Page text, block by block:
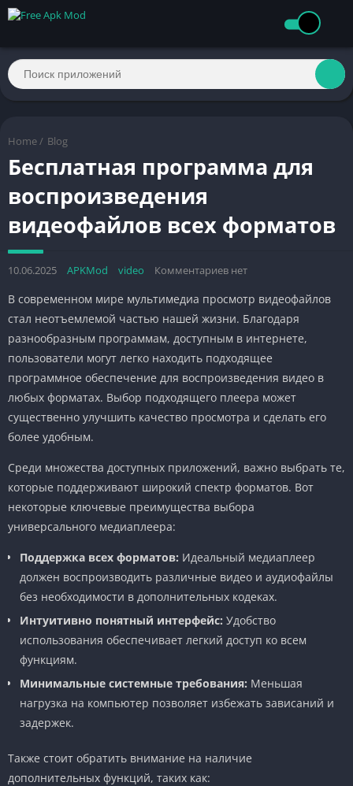
Home / Blog
Бесплатная программа для
воспроизведения
видеофайлов всех форматов
10.06.2025 APKMod video Комментариев нет
В современном мире мультимедиа просмотр видеофайлов
стал неотъемлемой частью нашей жизни. Благодаря
разнообразным программам, доступным в интернете,
пользователи могут легко находить подходящее
программное обеспечение для воспроизведения видео в
любых форматах. Выбор подходящего плеера может
существенно улучшить качество просмотра и сделать его
более удобным.
Среди множества доступных приложений, важно выбрать те,
которые поддерживают широкий спектр форматов. Вот
некоторые ключевые преимущества выбора
универсального медиаплеера:
Поддержка всех форматов: Идеальный медиаплеер
должен воспроизводить различные видео и аудиофайлы
без необходимости в дополнительных кодеках.
Интуитивно понятный интерфейс: Удобство
использования обеспечивает легкий доступ ко всем
функциям.
Минимальные системные требования: Меньшая
нагрузка на компьютер позволяет избежать зависаний и
задержек.
Также стоит обратить внимание на наличие
дополнительных функций, таких как: